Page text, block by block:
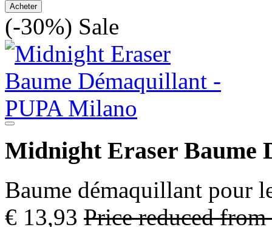
Acheter
(-30%) Sale
Midnight Eraser Baume
Baume démaquillant pour
€ 13,93 Price reduced from